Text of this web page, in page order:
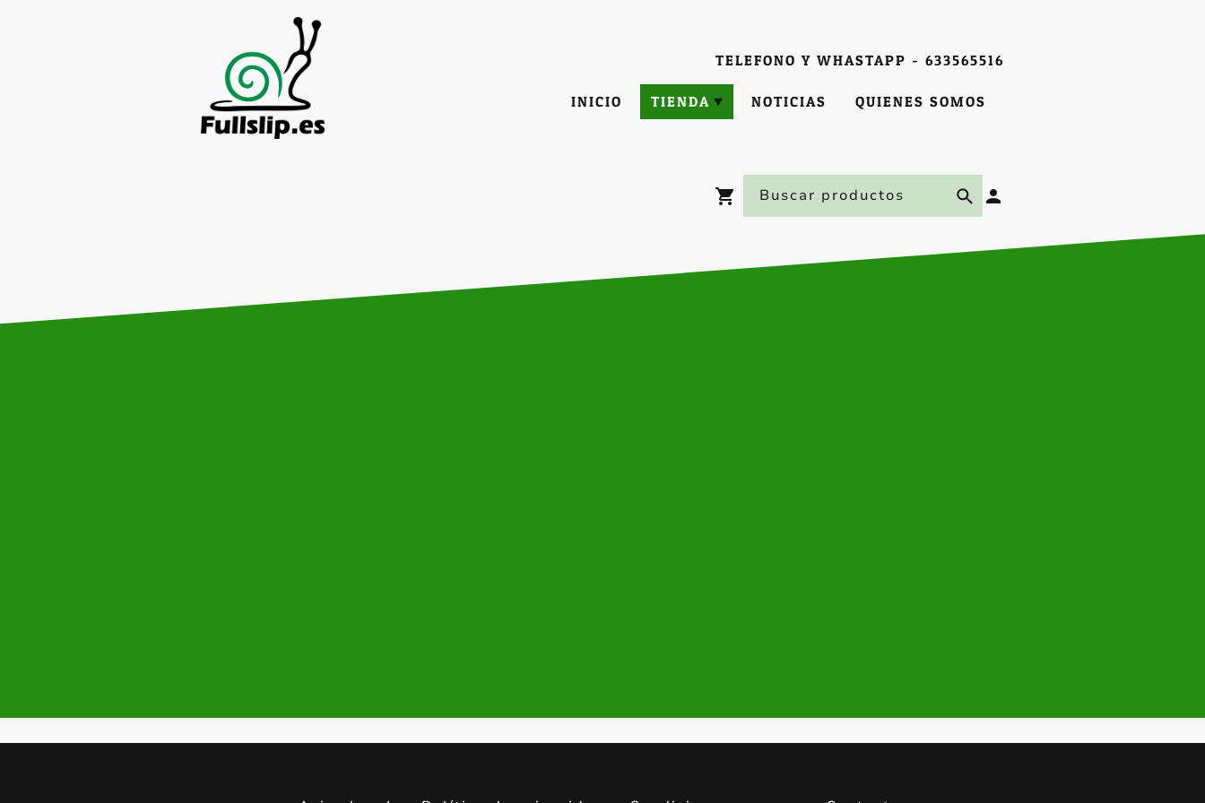
TELEFONO Y WHASTAPP - 633565516
INICIO TIENDA NOTICIAS QUIENES SOMOS